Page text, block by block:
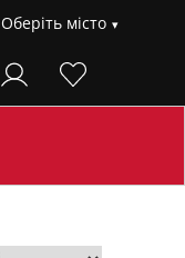
Оберіть місто